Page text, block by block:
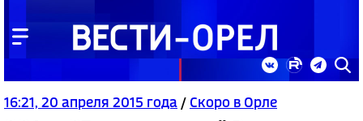
16:21, 20 апреля 2015 года / Скоро в Орле